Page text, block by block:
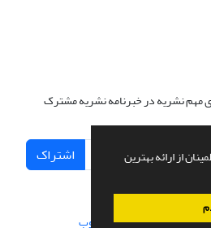
از ارائه بهترین
مهم نشریه در خبرنامه نشریه مشترک
اشتراک
طراحی و پیاده سازی از سیناوب